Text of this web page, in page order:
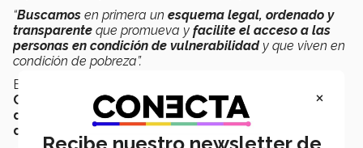
“Buscamos en primera un esquema legal, ordenado y
transparente que promueva y facilite el acceso a las
personas en condición de vulnerabilidad y que viven en
condición de pobreza”.
En
Constitución Mexicana, toda persona tiene
derecho a una alimentación nutritiva, suficiente y
de calidad, el estado lo garantizará.
×